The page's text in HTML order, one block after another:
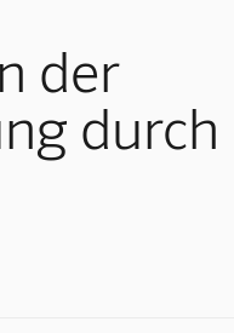
der
durch